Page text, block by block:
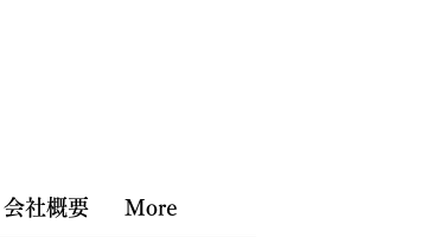
会社概要 More